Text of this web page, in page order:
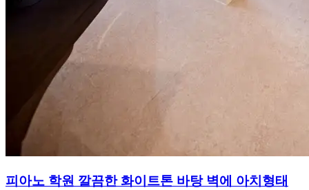
피아노 학원 깔끔한 화이트톤 바탕 벽에 아치형태